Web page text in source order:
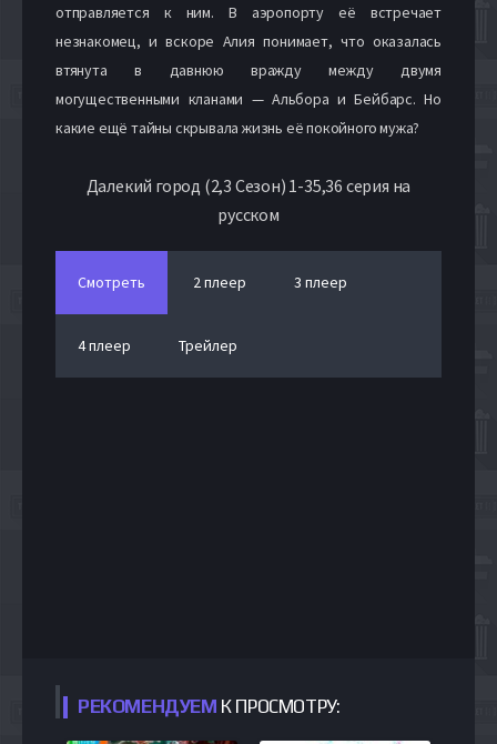
отправляется к ним. В аэропорту её встречает
незнакомец, и вскоре Алия понимает, что оказалась
втянута в давнюю вражду между двумя
могущественными кланами — Альбора и Бейбарс. Но
какие ещё тайны скрывала жизнь её покойного мужа?
Далекий город (2,3 Сезон) 1-35,36 серия на
русском
Смотреть 2 плеер 3 плеер
4 плеер Трейлер
РЕКОМЕНДУЕМ К ПРОСМОТРУ: